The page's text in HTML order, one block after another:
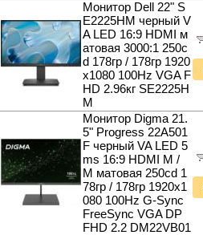
Монитор Dell 22" S
E2225HM черный V
A LED 16:9 HDMI м
атовая 3000:1 250c
d 178гр / 178гр 1920
x1080 100Hz VGA F
HD 2.96кг SE2225H
M
Монитор Digma 21.
5" Progress 22A501
F черный VA LED 5
ms 16:9 HDMI M /
M матовая 250cd 1
78гр / 178гр 1920x1
080 100Hz G-Sync
FreeSync VGA DP
FHD 2.2 DM22VB01